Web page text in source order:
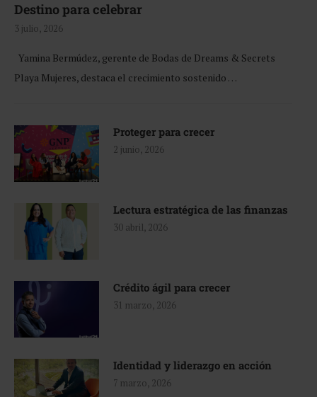
Destino para celebrar
3 julio, 2026
Yamina Bermúdez, gerente de Bodas de Dreams & Secrets
Playa Mujeres, destaca el crecimiento sostenido …
Proteger para crecer
2 junio, 2026
Lectura estratégica de las finanzas
30 abril, 2026
Crédito ágil para crecer
31 marzo, 2026
Identidad y liderazgo en acción
7 marzo, 2026